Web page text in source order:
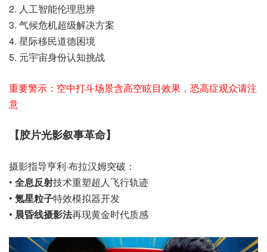
2. 人工智能伦理思辨
3. 气候危机超级解决方案
4. 星际移民道德困境
5. 元宇宙身份认知挑战
重要警示：空中打斗场景含高空眩目效果，恐高症观众请注
意
【胶片光影叙事革命】
摄影指导亨利·布拉汉姆突破：
• 全息反射技术重塑超人飞行轨迹
• 氪星粒子特效模拟器开发
• 晨昏线摄影法再现黄金时代质感